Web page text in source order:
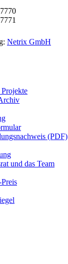
Netrix GmbH
(PDF)
und das Team